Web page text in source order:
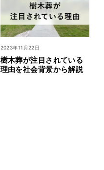
2023年11月22日
樹⽊葬が注⽬されている
理由を社会背景から解説